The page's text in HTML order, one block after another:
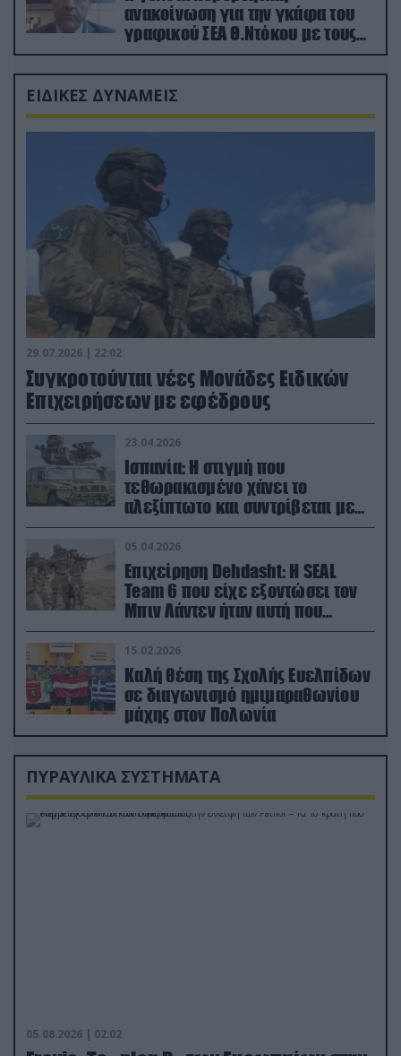
ανακοίνωση για την γκάφα του
γραφικού ΣΕΑ Θ.Ντόκου με τους
Ρώσους φαρσέρ
ΕΙΔΙΚΕΣ ΔΥΝΑΜΕΙΣ
29.07.2026 | 22:02
Συγκροτούνται νέες Μονάδες Ειδικών
Επιχειρήσεων με εφέδρους
23.04.2026
Ισπανία: Η στιγμή που
τεθωρακισμένο χάνει το
αλεξίπτωτο και συντρίβεται με
ορμή στο έδαφος (βίντεο)
05.04.2026
Επιχείρηση Dehdasht: Η SEAL
Team 6 που είχε εξοντώσει τον
Μπιν Λάντεν ήταν αυτή που
διέσωσε τον πιλότο του F-15
15.02.2026
Καλή θέση της Σχολής Ευελπίδων
σε διαγωνισμό ημιμαραθωνίου
μάχης στον Πολωνία
ΠΥΡΑΥΛΙΚΑ ΣΥΣΤΗΜΑΤΑ
05.08.2026 | 02:02